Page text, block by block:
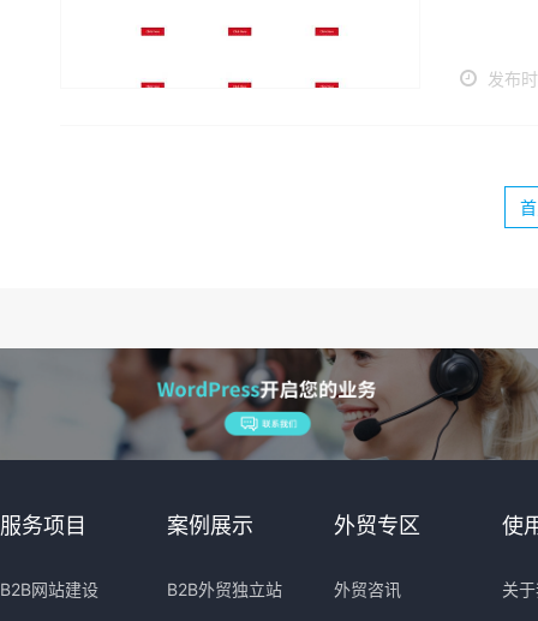
发布
服务项目
B2B网站建设
案例展示
B2B外贸独立站
外贸专区
外贸咨讯
使
关